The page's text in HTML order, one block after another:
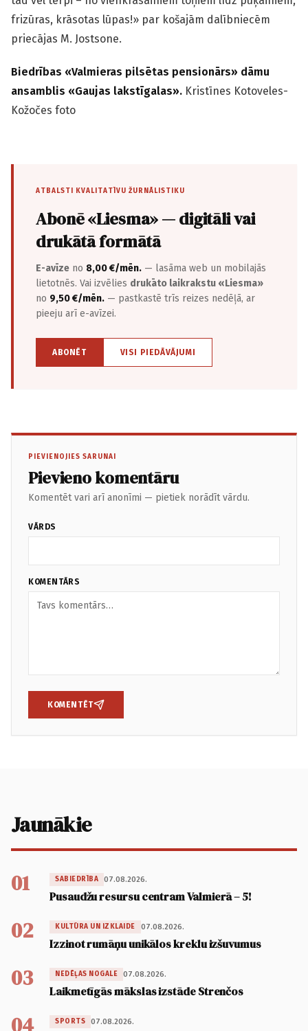
frizūras, krāsotas lūpas!» par košajām dalībniecēm
priecājas M. Jost­sone.
Biedrības «Valmieras pilsētas pensionārs» dāmu
ansamblis «Gaujas lakstīgalas». Kristīnes Kotoveles-
Kožočes foto
ATBALSTI KVALITATĪVU ŽURNĀLISTIKU
Abonē «Liesma» — digitāli vai
drukātā formātā
E-avīze no 8,00 €/mēn. — lasāma web un mobilajās
lietotnēs. Vai izvēlies drukāto laikrakstu «Liesma»
no 9,50 €/mēn. — pastkastē trīs reizes nedēļā, ar
pieeju arī e-avīzei.
ABONĒT VISI PIEDĀVĀJUMI
PIEVIENOJIES SARUNAI
Pievieno komentāru
Komentēt vari arī anonīmi — pietiek norādīt vārdu.
VĀRDS
KOMENTĀRS
KOMENTĒT
Jaunākie
01 SABIEDRĪBA 07.08.2026.
Pusaudžu resursu centram Valmierā – 5!
02 KULTŪRA UN IZKLAIDE 07.08.2026.
Izzinot rumāņu unikālos kreklu izšuvumus
03 NEDĒĻAS NOGALE 07.08.2026.
Laikmetīgās mākslas izstāde Strenčos
04 SPORTS 07.08.2026.